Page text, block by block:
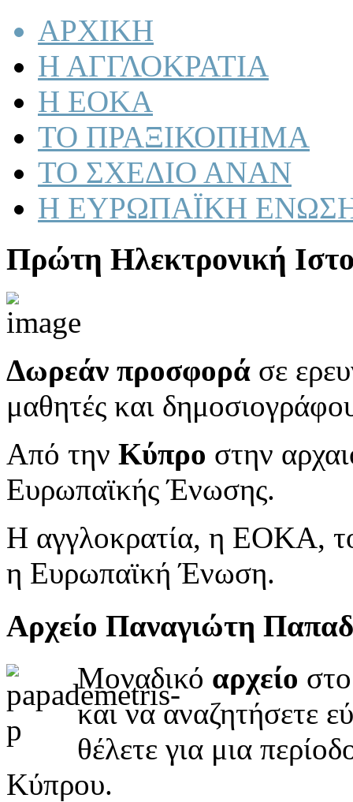
ΑΡΧΙΚΗ
Η ΑΓΓΛΟΚΡΑΤΙΑ
Η ΕΟΚΑ
ΤΟ ΠΡΑΞΙΚΟΠΗΜΑ
ΤΟ ΣΧΕΔΙΟ ΑΝΑΝ
Η ΕΥΡΩΠΑΪΚΗ
Πρώτη Ηλεκτρονική
Δωρεάν προσφορά σε
μαθητές και
Από την Κύπρο στην
Ευρωπαϊκής Ένωσης.
Η αγγλοκρατία, η ΕΟΚΑ,
η Ευρωπαϊκή Ένωση.
Αρχείο Παναγιώτη
Μοναδικό αρχείο
και να αναζητήσετε
θέλετε για μια
Κύπρου.